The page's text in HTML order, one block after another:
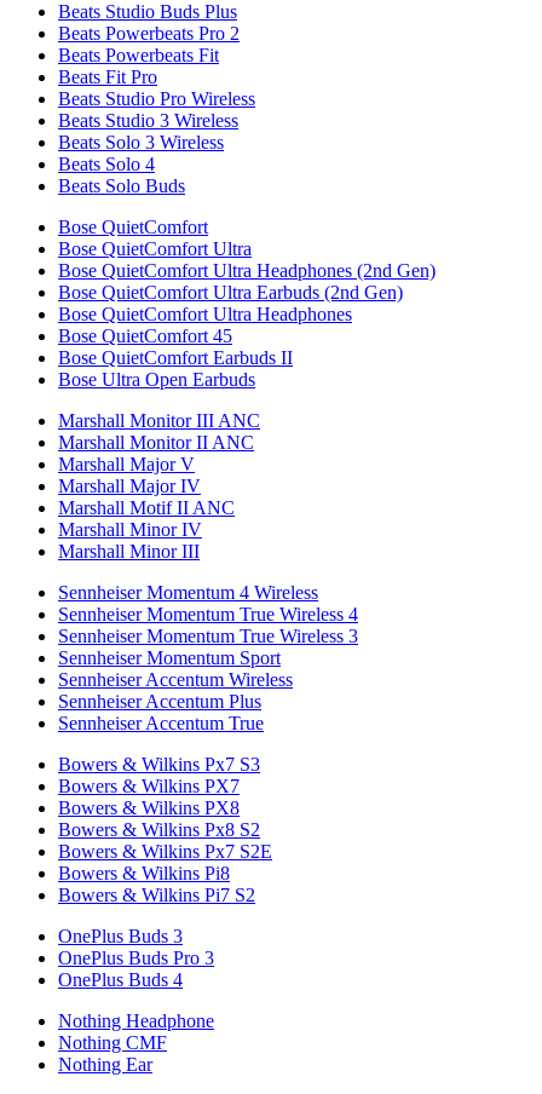
Beats Studio Buds Plus
Beats Powerbeats Pro 2
Beats Powerbeats Fit
Beats Fit Pro
Beats Studio Pro Wireless
Beats Studio 3 Wireless
Beats Solo 3 Wireless
Beats Solo 4
Beats Solo Buds
Bose QuietComfort
Bose QuietComfort Ultra
Bose QuietComfort Ultra Headphones (2nd Gen)
Bose QuietComfort Ultra Earbuds (2nd Gen)
Bose QuietComfort Ultra Headphones
Bose QuietComfort 45
Bose QuietComfort Earbuds II
Bose Ultra Open Earbuds
Marshall Monitor III ANC
Marshall Monitor II ANC
Marshall Major V
Marshall Major IV
Marshall Motif II ANC
Marshall Minor IV
Marshall Minor III
Sennheiser Momentum 4 Wireless
Sennheiser Momentum True Wireless 4
Sennheiser Momentum True Wireless 3
Sennheiser Momentum Sport
Sennheiser Accentum Wireless
Sennheiser Accentum Plus
Sennheiser Accentum True
Bowers & Wilkins Px7 S3
Bowers & Wilkins PX7
Bowers & Wilkins PX8
Bowers & Wilkins Px8 S2
Bowers & Wilkins Px7 S2E
Bowers & Wilkins Pi8
Bowers & Wilkins Pi7 S2
OnePlus Buds 3
OnePlus Buds Pro 3
OnePlus Buds 4
Nothing Headphone
Nothing CMF
Nothing Ear